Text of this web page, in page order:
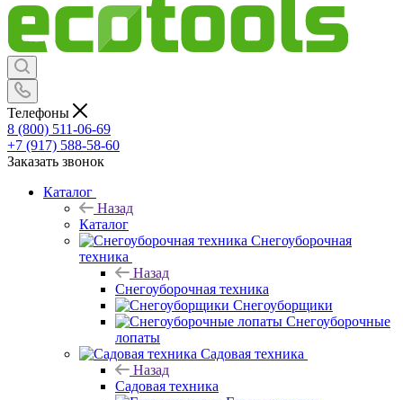
Телефоны
8 (800) 511-06-69
+7 (917) 588-58-60
Заказать звонок
Каталог
Назад
Каталог
Снегоуборочная
техника
Назад
Снегоуборочная техника
Снегоуборщики
Снегоуборочные
лопаты
Садовая техника
Назад
Садовая техника